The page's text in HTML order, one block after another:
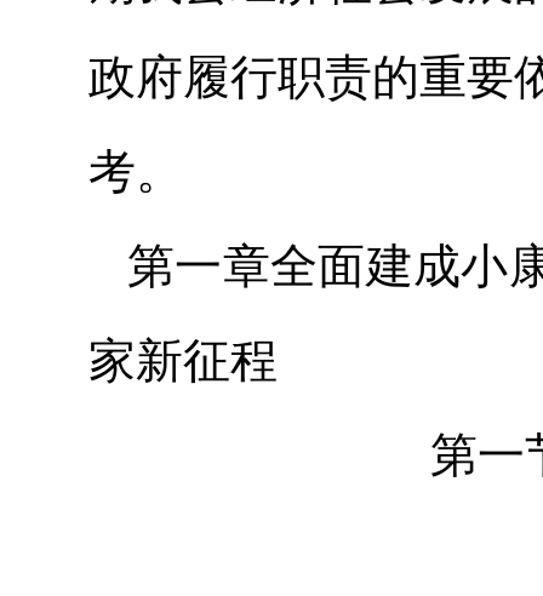
政府履行职责的重要
考。
第一章全面建成小
家新征程
第一